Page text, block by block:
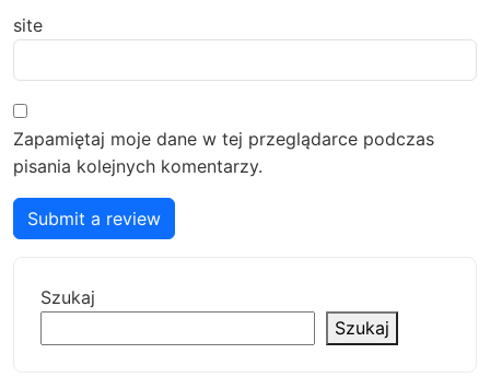
site
Zapamiętaj moje dane w tej przeglądarce podczas
pisania kolejnych komentarzy.
Submit a review
Szukaj
Szukaj